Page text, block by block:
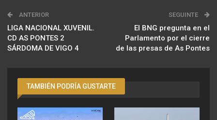
ANTERIOR
LIGA NACIONAL XUVENIL.
CD AS PONTES 2
SÁRDOMA DE VIGO 4
SEGUINTE
El BNG pregunta en el
Parlamento por el cierre
de las presas de As Pontes
TAMBIÉN PODRÍA GUSTARTE